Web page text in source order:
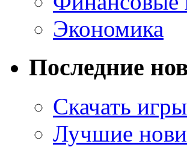
Экономика
Последние
Скачать
Лучшие